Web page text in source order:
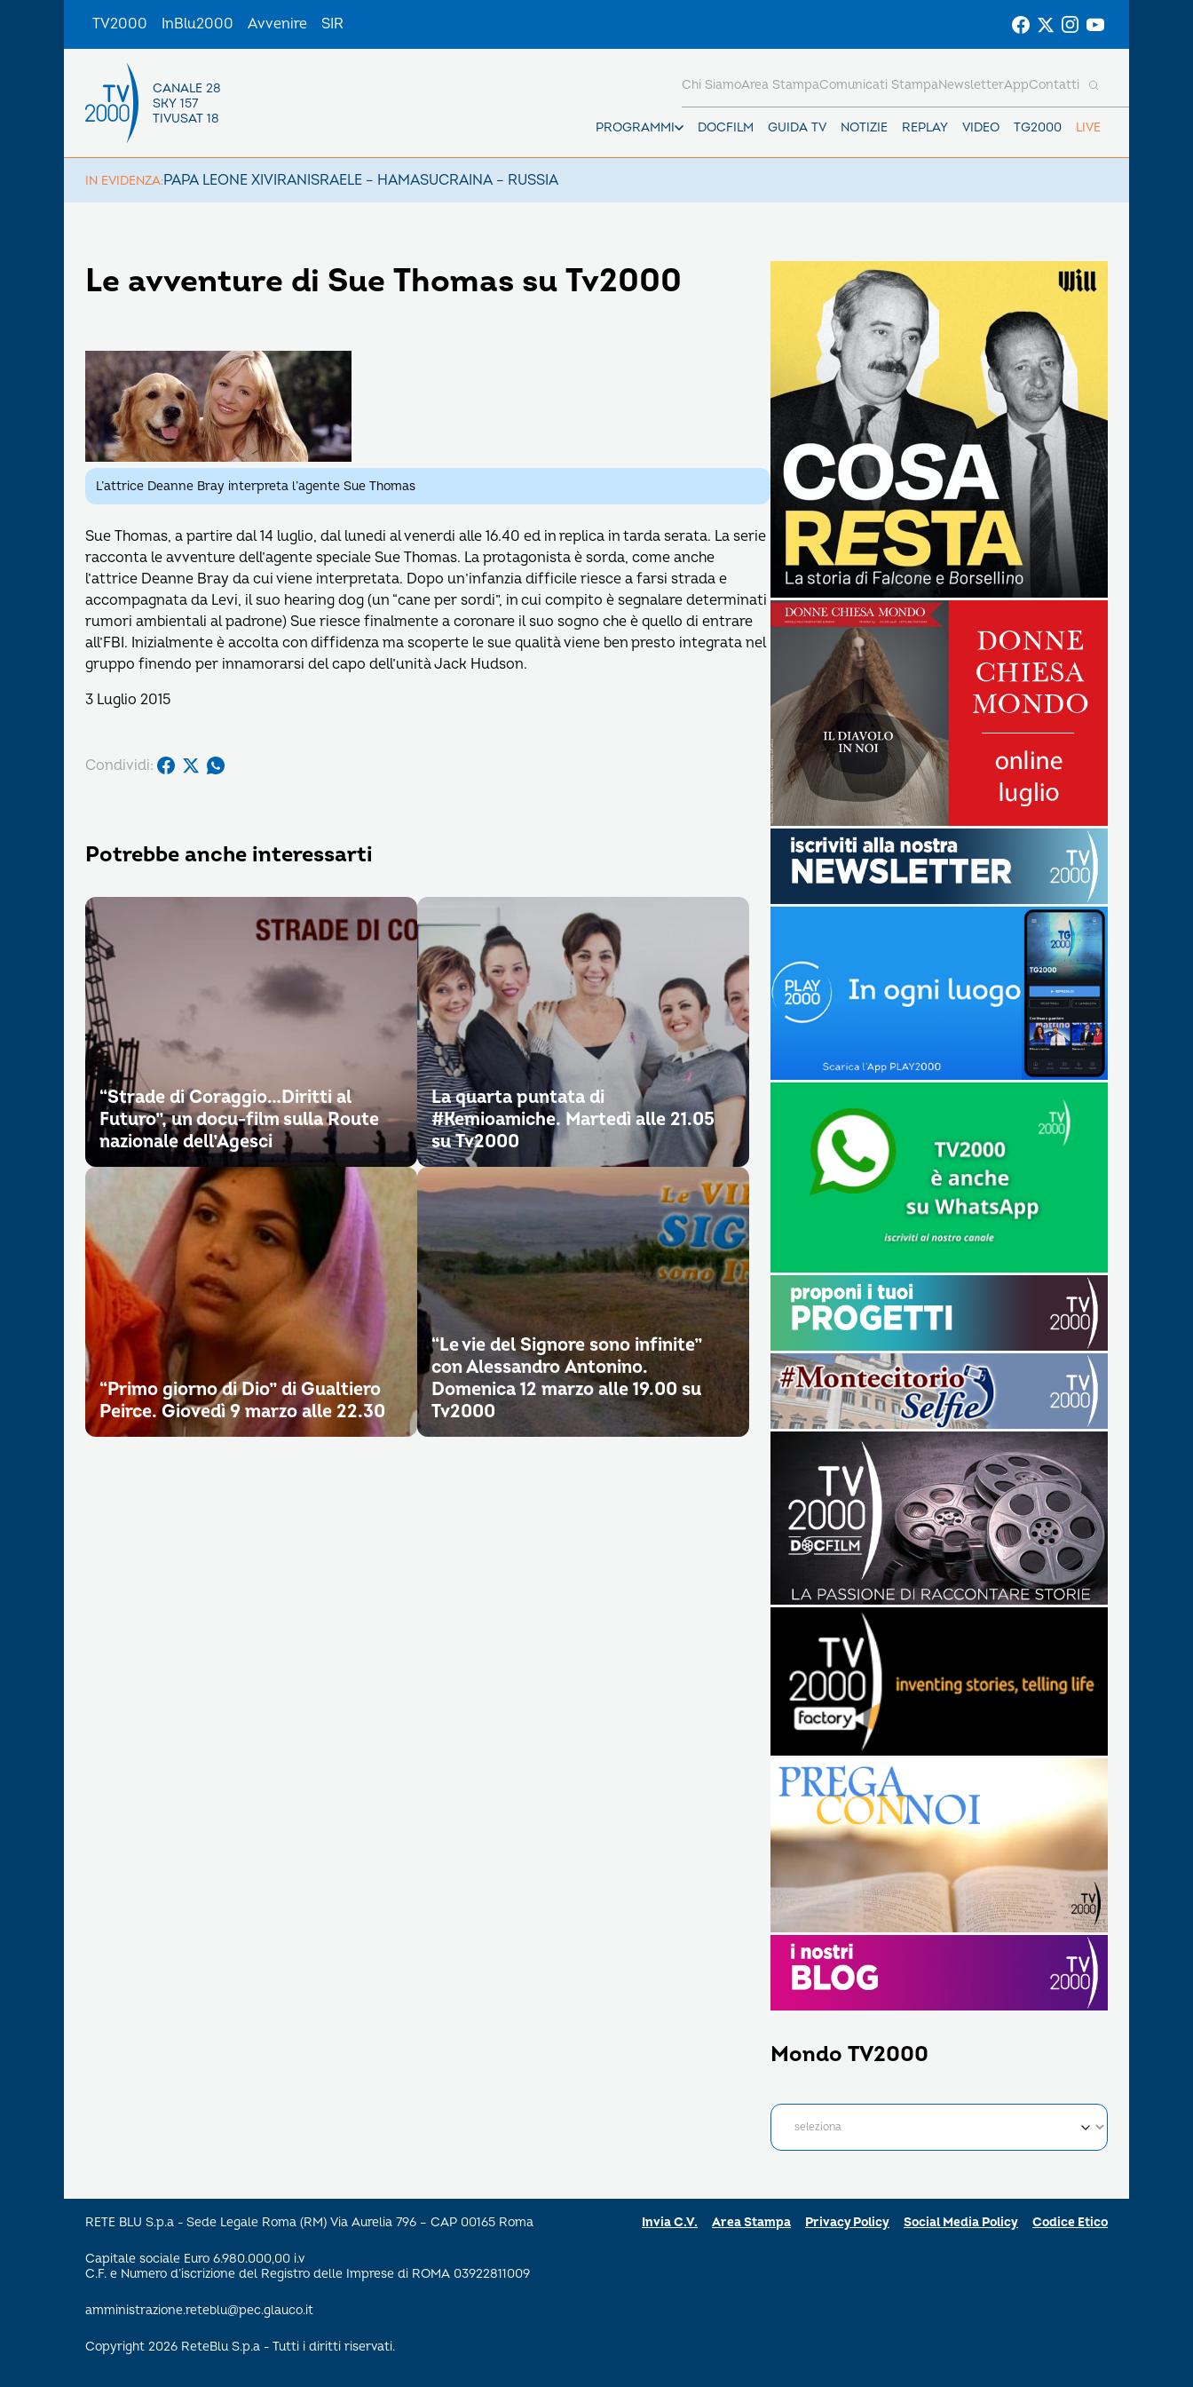
TV2000 InBlu2000 Avvenire SIR
CANALE 28
SKY 157
TIVUSAT 18
PROGRAMMI DOCFILM GUIDA TV NOTIZIE REPLAY VIDEO TG2000 LIVE
Chi SiamoArea StampaComunicati StampaNewsletterAppContatti
IN EVIDENZA:PAPA LEONE XIVIRANISRAELE – HAMASUCRAINA – RUSSIA
Le avventure di Sue Thomas su Tv2000
L’attrice Deanne Bray interpreta l’agente Sue Thomas
Sue Thomas, a partire dal 14 luglio, dal lunedi al venerdi alle 16.40 ed in replica in tarda serata. La serie
racconta le avventure dell’agente speciale Sue Thomas. La protagonista è sorda, come anche
l’attrice Deanne Bray da cui viene interpretata. Dopo un’infanzia difficile riesce a farsi strada e
accompagnata da Levi, il suo hearing dog (un “cane per sordi”, in cui compito è segnalare determinati
rumori ambientali al padrone) Sue riesce finalmente a coronare il suo sogno che è quello di entrare
all’FBI. Inizialmente è accolta con diffidenza ma scoperte le sue qualità viene ben presto integrata nel
gruppo finendo per innamorarsi del capo dell’unità Jack Hudson.
3 Luglio 2015
Condividi:
Potrebbe anche interessarti
“Strade di Coraggio…Diritti al
Futuro”, un docu-film sulla Route
nazionale dell’Agesci
La quarta puntata di
#Kemioamiche. Martedì alle 21.05
su Tv2000
“Primo giorno di Dio” di Gualtiero
Peirce. Giovedì 9 marzo alle 22.30
“Le vie del Signore sono infinite”
con Alessandro Antonino.
Domenica 12 marzo alle 19.00 su
Tv2000
Mondo TV2000
RETE BLU S.p.a - Sede Legale Roma (RM) Via Aurelia 796 – CAP 00165 Roma
Capitale sociale Euro 6.980.000,00 i.v
C.F. e Numero d’iscrizione del Registro delle Imprese di ROMA 03922811009
amministrazione.reteblu@pec.glauco.it
Copyright 2026 ReteBlu S.p.a - Tutti i diritti riservati.
Invia C.V. Area Stampa Privacy Policy Social Media Policy Codice Etico